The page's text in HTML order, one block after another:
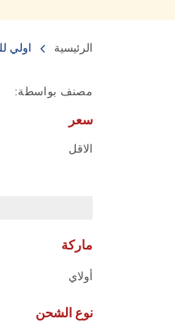
الرئيسية اولي
مصنف بواسطة:
سعر
الاقل
ماركة
أولاي
نوع الشحن